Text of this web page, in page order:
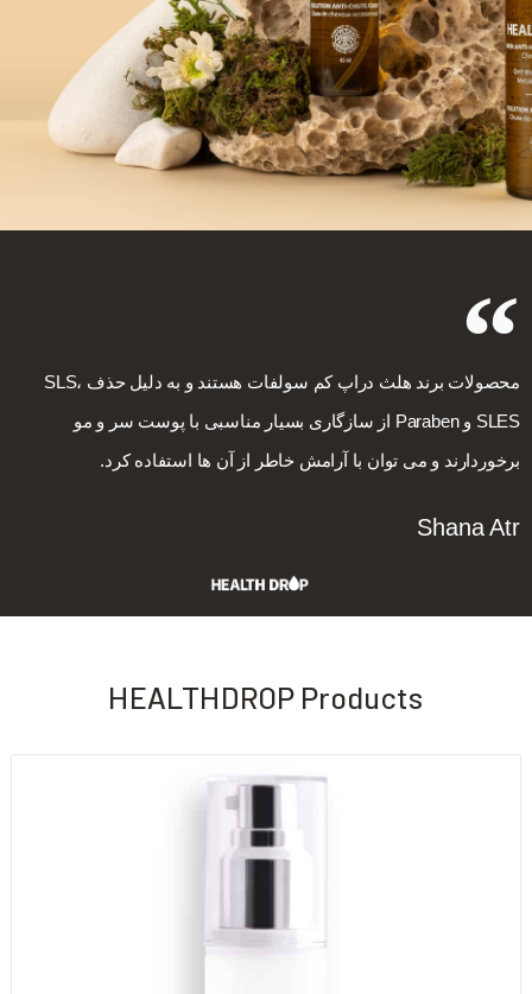
محصولات برند هلث دراپ کم سولفات هستند و به دلیل حذف SLS،
SLES و Paraben از سازگاری بسیار مناسبی با پوست سر و مو
برخوردارند و می توان با آرامش خاطر از آن ها استفاده کرد.
Shana Atr
HEALTHDROP Products